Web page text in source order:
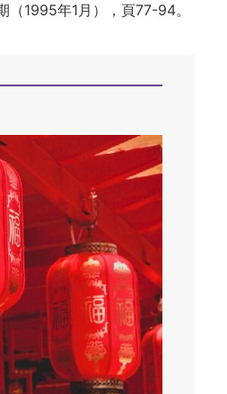
（1995年1月），頁77-94。